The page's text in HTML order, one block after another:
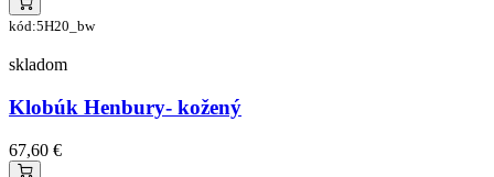
kód:5H20_bw
skladom
Klobúk Henbury- kožený
67,60 €